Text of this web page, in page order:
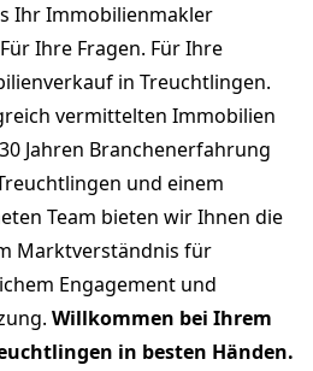
Ihr Immobilienmakler
Ihre Fragen. Für Ihre
in Treuchtlingen.
vermittelten Immobilien
Jahren Branchenerfahrung
und einem
Team bieten wir Ihnen die
Marktverständnis für
Engagement und
Willkommen bei Ihrem
in besten Händen.